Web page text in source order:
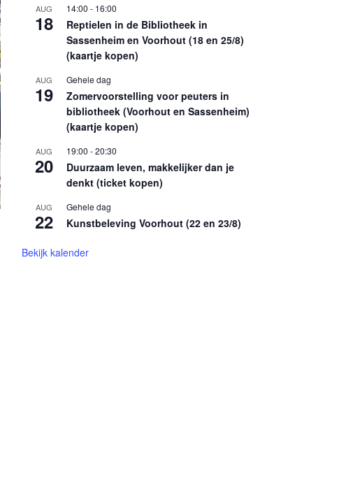
AUG
18
14:00 - 16:00
Reptielen in de Bibliotheek in
Sassenheim en Voorhout (18 en 25/8)
(kaartje kopen)
AUG
19
Gehele dag
Zomervoorstelling voor peuters in
bibliotheek (Voorhout en Sassenheim)
(kaartje kopen)
AUG
20
19:00 -20:30
Duurzaam leven, makkelijker dan je
denkt (ticket kopen)
AUG
22
Gehele dag
Kunstbeleving Voorhout (22 en 23/8)
Bekijk kalender